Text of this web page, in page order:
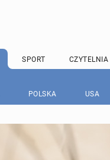
SPORT CZYTELNIA
POLSKA USA